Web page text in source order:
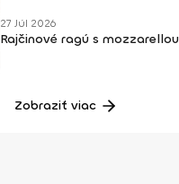
27 Júl 2026
Rajčinové ragú s mozzarellou
Zobraziť viac